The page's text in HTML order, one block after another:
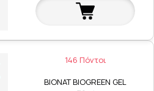
146 Πόντοι
BIONAT BIOGREEN GEL